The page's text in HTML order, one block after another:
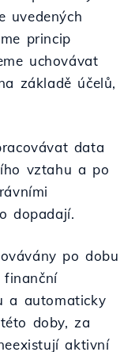
uvedených
princip
uchovávat
základě účelů,
data
vztahu a po
dopadají.
po dobu
finanční
a automaticky
doby, za
aktivní